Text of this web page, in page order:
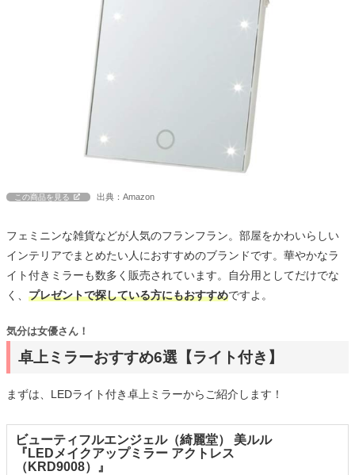
この商品を見る 出典：Amazon
フェミニンな雑貨などが人気のフランフラン。部屋をかわいらしい
インテリアでまとめたい人におすすめのブランドです。華やかなラ
イト付きミラーも数多く販売されています。自分用としてだけでな
く、 プレゼントで探している方にもおすすめですよ。
卓上ミラーおすすめ6選【ライト付き】
気分は女優さん！
まずは、LEDライト付き卓上ミラーからご紹介します！
ビューティフルエンジェル（綺麗堂） 美ルル
『LEDメイクアップミラー アクトレス
（KRD9008）』